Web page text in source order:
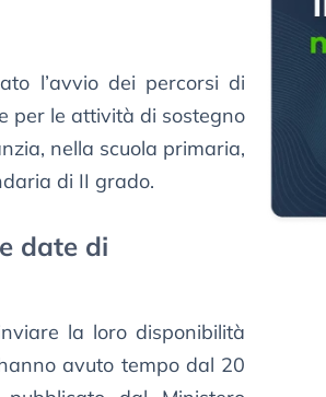
l’avvio dei percorsi di
per le attività di sostegno
nella scuola primaria,
di II grado.
date di
la loro disponibilità
avuto tempo dal 20